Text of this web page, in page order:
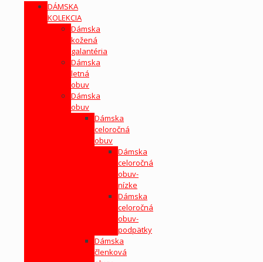
DÁMSKA
KOLEKCIA
Dámska
kožená
galantéria
Dámska
letná
obuv
Dámska
obuv
Dámska
celoročná
obuv
Dámska
celoročná
obuv-
nízke
Dámska
celoročná
obuv-
podpätky
Dámska
členková